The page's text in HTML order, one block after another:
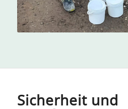
Sicherheit und